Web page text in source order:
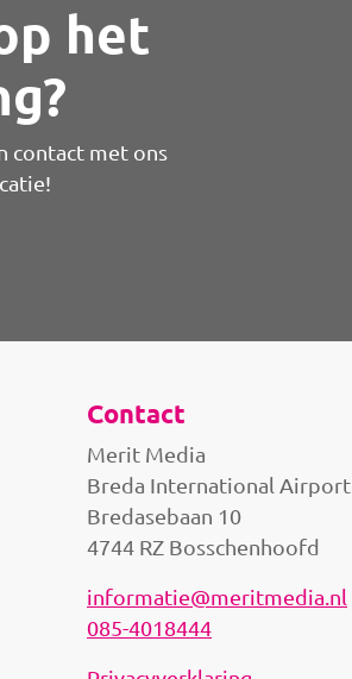
het
contact met ons
Contact
Merit Media
Breda International Airport
Bredasebaan 10
4744 RZ Bosschenhoofd
informatie@meritmedia.nl
085-4018444